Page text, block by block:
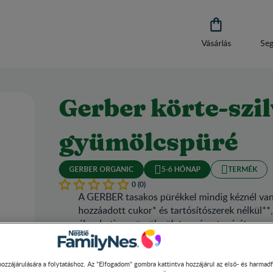

Vásárlás
Gerber körte-
gyümölcspüré
GERBER ORGANIC 5-6 HÓNAP
TERMÉK
0 (0)
A GERBER tasakos pürékkel mindig kéznél
hozzáadott cukor* és tartósítószerek
élvezheti a gyümölcsök természetes ízét.
Minden egyes adag gondosan válogatott
17,5% szilvapüré. A praktikus tasakos
a folytatáshoz. Az "Elfogadom" gombra kattintva hozzájárul az első- és